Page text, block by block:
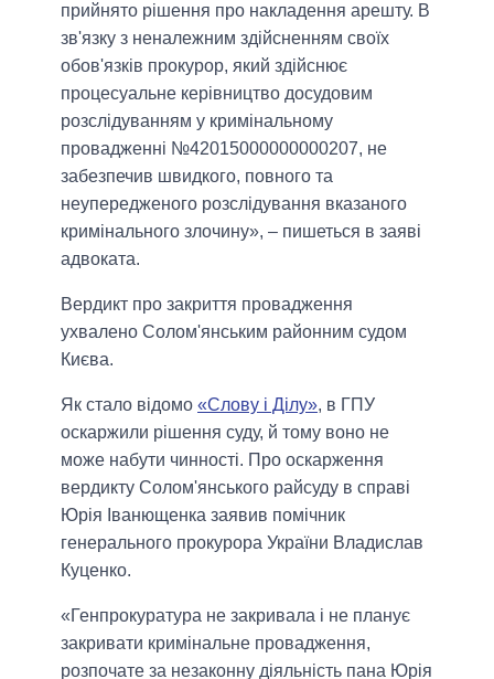
прийнято рішення про накладення арешту. В
зв'язку з неналежним здійсненням своїх
обов'язків прокурор, який здійснює
процесуальне керівництво досудовим
розслідуванням у кримінальному
провадженні №42015000000000207, не
забезпечив швидкого, повного та
неупередженого розслідування вказаного
кримінального злочину», – пишеться в заяві
адвоката.
Вердикт про закриття провадження
ухвалено Солом'янським районним судом
Києва.
Як стало відомо «Слову і Ділу», в ГПУ
оскаржили рішення суду, й тому воно не
може набути чинності. Про оскарження
вердикту Солом'янського райсуду в справі
Юрія Іванющенка заявив помічник
генерального прокурора України Владислав
Куценко.
«Генпрокуратура не закривала і не планує
закривати кримінальне провадження,
розпочате за незаконну діяльність пана Юрія